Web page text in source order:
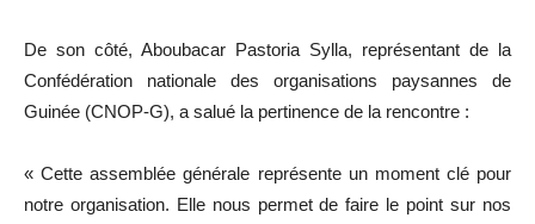
De son côté, Aboubacar Pastoria Sylla, représentant de la
Confédération nationale des organisations paysannes de
Guinée (CNOP-G), a salué la pertinence de la rencontre :
« Cette assemblée générale représente un moment clé pour
notre organisation. Elle nous permet de faire le point sur nos